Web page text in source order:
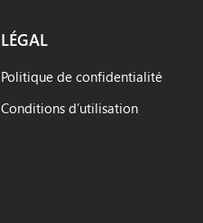
LÉGAL
Politique de confidentialité
Conditions d’utilisation